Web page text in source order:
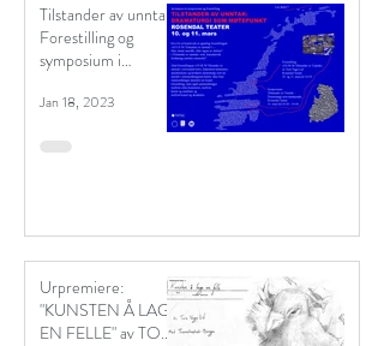
Tilstander av unntak:
Forestilling og
symposium i
Trondheim 10. og 11.
mars.
Jan 18, 2023
Urpremiere:
"KUNSTEN Å LAGE
EN FELLE" av TORE